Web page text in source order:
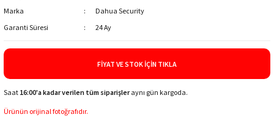
Marka
Dahua Security
Garanti Süresi
24 Ay
FIYAT VE STOK İÇIN TIKLA
Saat 16:00'a kadar verilen tüm siparişleraynı gün kargoda.
Ürünün orijinal fotoğrafıdır.